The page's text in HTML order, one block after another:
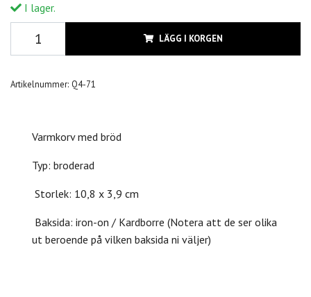
I lager.
LÄGG I KORGEN
Artikelnummer: Q4-71
Varmkorv med bröd
Typ: broderad
Storlek: 10,8 x 3,9 cm
Baksida: iron-on / Kardborre (Notera att de ser olika
ut beroende på vilken baksida ni väljer)